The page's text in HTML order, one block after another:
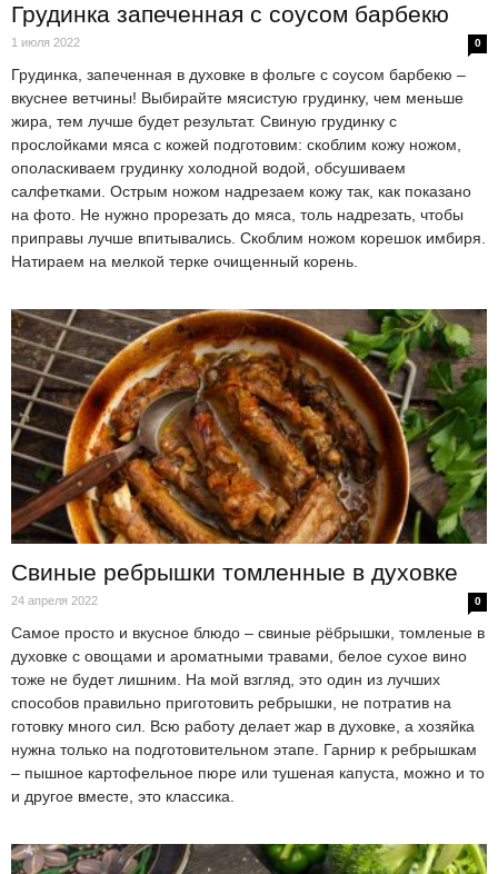
Грудинка запеченная с соусом барбекю
1 июля 2022 0
Грудинка, запеченная в духовке в фольге с соусом барбекю –
вкуснее ветчины! Выбирайте мясистую грудинку, чем меньше
жира, тем лучше будет результат. Свиную грудинку с
прослойками мяса с кожей подготовим: скоблим кожу ножом,
ополаскиваем грудинку холодной водой, обсушиваем
салфетками. Острым ножом надрезаем кожу так, как показано
на фото. Не нужно прорезать до мяса, толь надрезать, чтобы
приправы лучше впитывались. Скоблим ножом корешок имбиря.
Натираем на мелкой терке очищенный корень.
Свиные ребрышки томленные в духовке
24 апреля 2022 0
Самое просто и вкусное блюдо – свиные рёбрышки, томленые в
духовке с овощами и ароматными травами, белое сухое вино
тоже не будет лишним. На мой взгляд, это один из лучших
способов правильно приготовить ребрышки, не потратив на
готовку много сил. Всю работу делает жар в духовке, а хозяйка
нужна только на подготовительном этапе. Гарнир к ребрышкам
– пышное картофельное пюре или тушеная капуста, можно и то
и другое вместе, это классика.